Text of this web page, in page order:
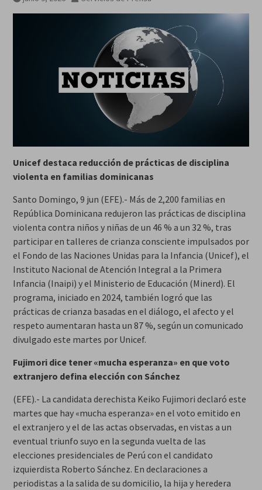
Unicef destaca reducción de prácticas de disciplina
violenta en familias dominicanas
Santo Domingo, 9 jun (EFE).- Más de 2,200 familias en
República Dominicana redujeron las prácticas de disciplina
violenta contra niños y niñas de un 46 % a un 32 %, tras
participar en talleres de crianza consciente impulsados por
el Fondo de las Naciones Unidas para la Infancia (Unicef), el
Instituto Nacional de Atención Integral a la Primera
Infancia (Inaipi) y el Ministerio de Educación (Minerd). El
programa, iniciado en 2024, también logró que las
prácticas de crianza basadas en el diálogo, el afecto y el
respeto aumentaran hasta un 87 %, según un comunicado
divulgado este martes por Unicef.
Fujimori dice tener «mucha esperanza» en que voto
extranjero defina elección con Sánchez
(EFE).- La candidata derechista Keiko Fujimori declaró este
martes que hay «mucha esperanza» en el voto emitido en
el extranjero y el de las actas observadas, en vistas a un
eventual triunfo suyo en la segunda vuelta de las
elecciones presidenciales de Perú con el candidato
izquierdista Roberto Sánchez. En declaraciones a
periodistas a la salida de su domicilio, la hija y heredera